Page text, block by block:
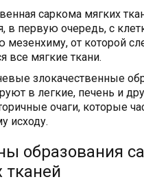
саркома мягких
в первую очередь, с
мезенхиму, от которой
все мягкие ткани.
злокачественные
в легкие, печень и
очаги, которые
исходу.
образования
тканей